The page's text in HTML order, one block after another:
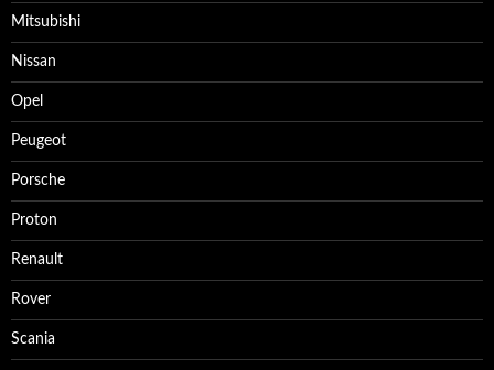
Mitsubishi
Nissan
Opel
Peugeot
Porsche
Proton
Renault
Rover
Scania